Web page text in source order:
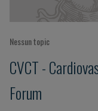
Nessun topic
CVCT -
Forum